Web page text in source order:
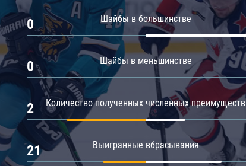
Амур
Барыс
Салават Юлаев
Шайбы в большинстве
0
Шайбы в меньшинстве
0
Количество полученных численных преимуществ
2
Выигранные вбрасывания
21